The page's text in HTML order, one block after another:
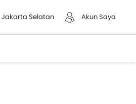
Jakarta Selatan Akun Saya